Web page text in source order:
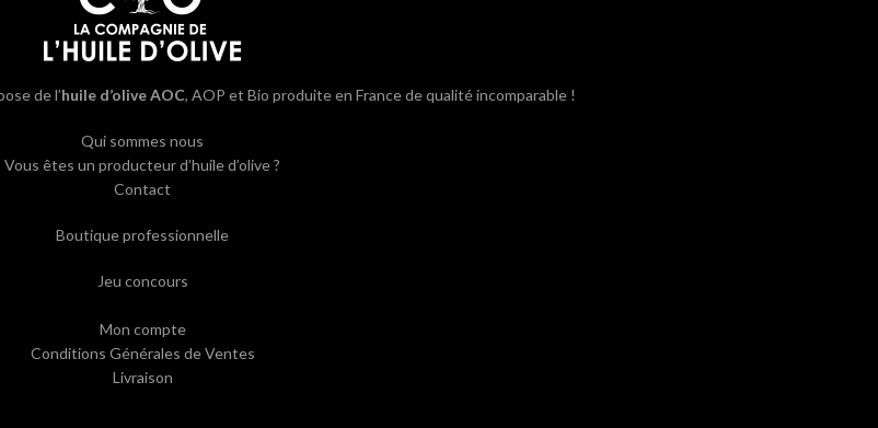
de l’huile d’olive AOC, AOP et Bio produite en France de qualité incomparable !
Qui sommes nous
Vous êtes un producteur d’huile d’olive ?
Contact
Boutique professionnelle
Jeu concours
Mon compte
Conditions Générales de Ventes
Livraison